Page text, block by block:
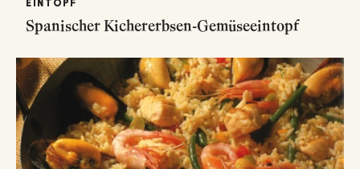
EINTOPF
Spanischer Kichererbsen-Gemüseeintopf